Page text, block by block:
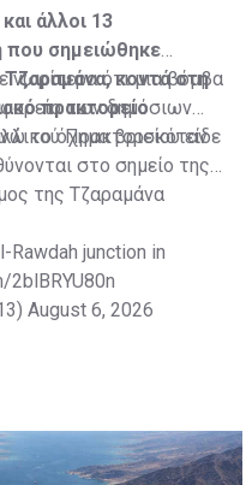
άλλοι 13
που σημειώθηκε
κοντά στη
πρακτορείο
νωρίτερα ότι μια βόμβα
των δημόσιων
το όχημα βρισκόταν
Πρακτορείου είδε
στο σημείο της
της Τζαραμάνα
Rawdah junction in
2blBRYU80n
August 6, 2026